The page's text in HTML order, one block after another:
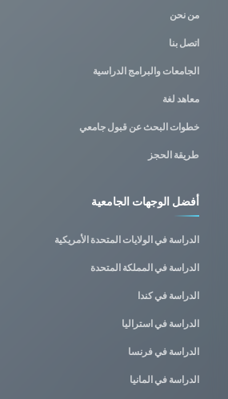
من نحن
اتصل بنا
الجامعات والبرامج الدراسية
معاهد لغة
خطوات البحث عن قبول جامعي
طريقة الحجز
أفضل الوجهات الجامعية
الدراسة في الولايات المتحدة الأمريكية
الدراسة في المملكة المتحدة
الدراسة في كندا
الدراسة في استراليا
الدراسة في فرنسا
الدراسة في المانيا